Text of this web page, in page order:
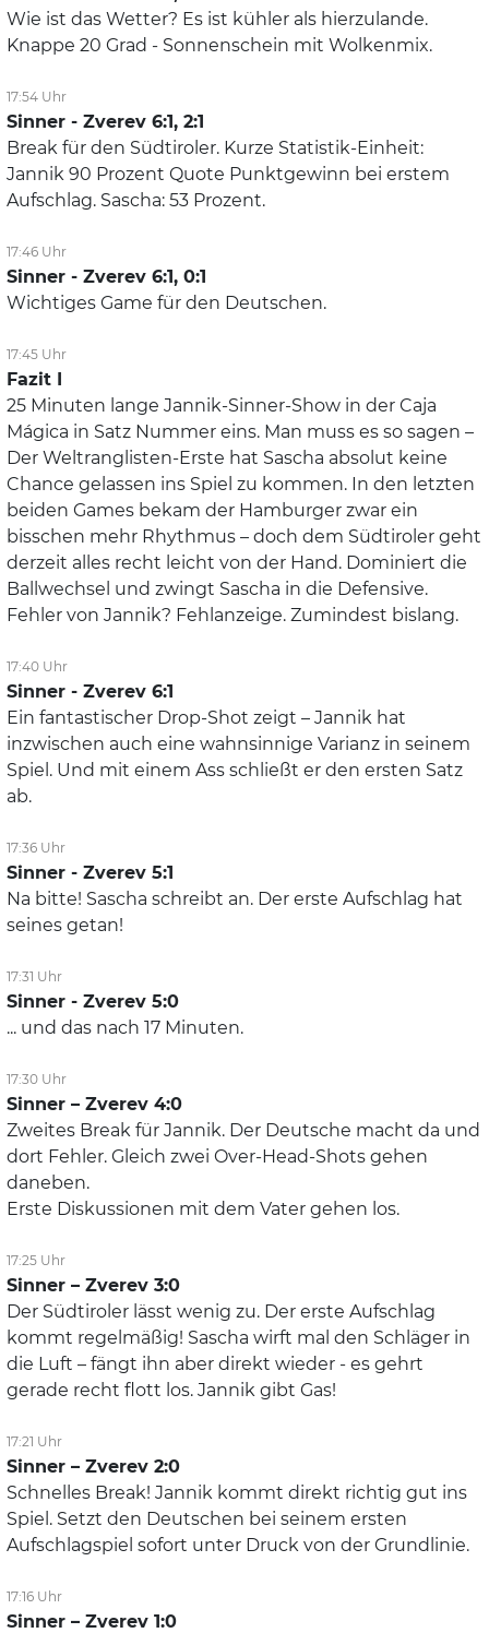
Wie ist das Wetter? Es ist kühler als hierzulande.
Knappe 20 Grad - Sonnenschein mit Wolkenmix.
17:54 Uhr
Sinner - Zverev 6:1, 2:1
Break für den Südtiroler. Kurze Statistik-Einheit:
Jannik 90 Prozent Quote Punktgewinn bei erstem
Aufschlag. Sascha: 53 Prozent.
17:46 Uhr
Sinner - Zverev 6:1, 0:1
Wichtiges Game für den Deutschen.
17:45 Uhr
Fazit I
25 Minuten lange Jannik-Sinner-Show in der Caja
Mágica in Satz Nummer eins. Man muss es so sagen –
Der Weltranglisten-Erste hat Sascha absolut keine
Chance gelassen ins Spiel zu kommen. In den letzten
beiden Games bekam der Hamburger zwar ein
bisschen mehr Rhythmus – doch dem Südtiroler geht
derzeit alles recht leicht von der Hand. Dominiert die
Ballwechsel und zwingt Sascha in die Defensive.
Fehler von Jannik? Fehlanzeige. Zumindest bislang.
17:40 Uhr
Sinner - Zverev 6:1
Ein fantastischer Drop-Shot zeigt – Jannik hat
inzwischen auch eine wahnsinnige Varianz in seinem
Spiel. Und mit einem Ass schließt er den ersten Satz
ab.
17:36 Uhr
Sinner - Zverev 5:1
Na bitte! Sascha schreibt an. Der erste Aufschlag hat
seines getan!
17:31 Uhr
Sinner - Zverev 5:0
... und das nach 17 Minuten.
17:30 Uhr
Sinner – Zverev 4:0
Zweites Break für Jannik. Der Deutsche macht da und
dort Fehler. Gleich zwei Over-Head-Shots gehen
daneben.
Erste Diskussionen mit dem Vater gehen los.
17:25 Uhr
Sinner – Zverev 3:0
Der Südtiroler lässt wenig zu. Der erste Aufschlag
kommt regelmäßig! Sascha wirft mal den Schläger in
die Luft – fängt ihn aber direkt wieder - es gehrt
gerade recht flott los. Jannik gibt Gas!
17:21 Uhr
Sinner – Zverev 2:0
Schnelles Break! Jannik kommt direkt richtig gut ins
Spiel. Setzt den Deutschen bei seinem ersten
Aufschlagspiel sofort unter Druck von der Grundlinie.
17:16 Uhr
Sinner – Zverev 1:0